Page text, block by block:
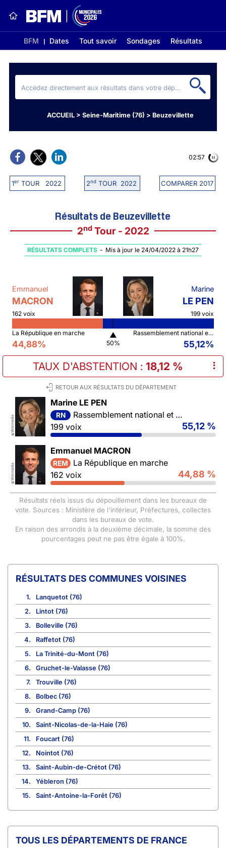
BFM Dates Tout savoir Sondages Résultats
ACCUEIL> Seine-Maritime (76) > Beuzevillette
1erTOUR 2022 2ndTOUR 2022 COMPARER 2017
02:56
Résultats de Beuzevillette
2ndTour - 2022
RÉSULTATS COMPLETS - Mis à jour le 24/04/2022 à 21h27
Emmanuel
MACRON
162 voix
Marine
LE PEN
199 voix
La République en marche
44,88%
▲
50%
Rassemblement national et ses alliés
55,12%
TAUX D'ABSTENTION : 18,12 % ⠇
RETOUR AUX RÉSULTATS DU DÉPARTEMENT
©
Wikimedia
Marine LE PEN
RN
Rassemblement national et ses alliés
199 voix
55,12 %
©
Wikimedia
Emmanuel MACRON
REM
La République en marche
162 voix
44,88 %
Résultats réels issus du dépouillement dans les bureaux de
vote. Sources : Ministère de l'intérieur, Préfectures, collectes
dans les bureaux de vote.
En raison des arrondis à la deuxième décimale, la somme des
pourcentages peut ne pas être égale à 100%.
COMMUNES VOISINES
1.
Lanquetot (76)
2.
Lintot (76)
3.
Bolleville (76)
4.
Raffetot (76)
5.
La Trinité-du-Mont (76)
6.
Gruchet-le-Valasse (76)
7.
Trouville (76)
8.
Bolbec (76)
9.
Grand-Camp (76)
10.
Saint-Nicolas-de-la-Haie (76)
11.
Foucart (76)
12.
Nointot (76)
13.
Saint-Aubin-de-Crétot (76)
14.
Yébleron (76)
15.
Saint-Antoine-la-Forêt (76)
TOUS LES DÉPARTEMENTS DE FRANCE